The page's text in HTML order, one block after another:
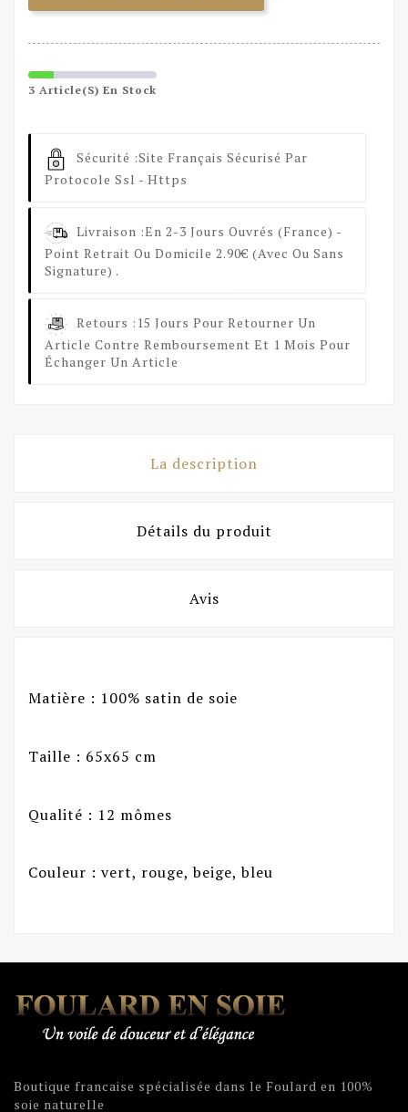
3 Article(s) En Stock
Sécurité :Site Français Sécurisé Par
Protocole Ssl - Https
Livraison :En 2-3 Jours Ouvrés (France) -
Point Retrait Ou Domicile 2.90€ (avec Ou Sans
Signature) .
Retours : 15 Jours Pour Retourner Un
Article Contre Remboursement Et 1 Mois Pour
Échanger Un Article
La description
Détails du produit
Avis
Matière : 100% satin de soie
Taille : 65x65 cm
Qualité : 12 mômes
Couleur : vert, rouge, beige, bleu
Boutique francaise spécialisée dans le Foulard en 100%
soie naturelle